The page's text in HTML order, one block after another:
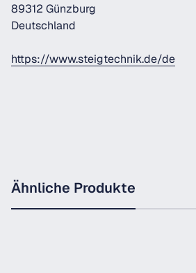
89312 Günzburg
Deutschland
https://www.steigtechnik.de/de
Ähnliche Produkte